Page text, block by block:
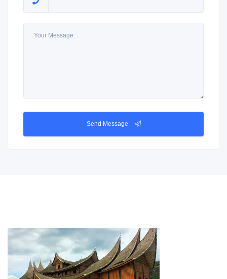
Send Message